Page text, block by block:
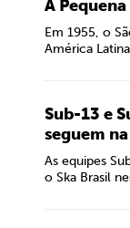
A
Em 1955, o
América
Sub-13 e
seguem
As equipes
o Ska Brasil